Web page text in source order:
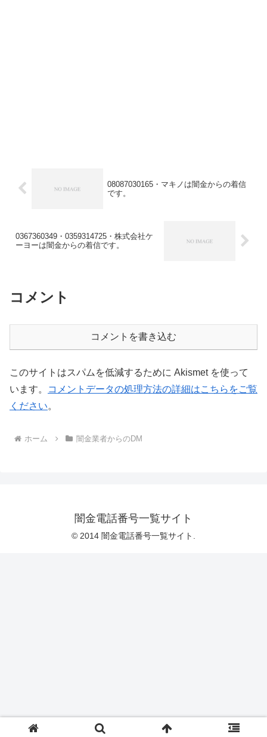
08087030165・マキノは闇金からの着信
です。
0367360349・0359314725・株式会社ケ
ーヨーは闇金からの着信です。
コメント
コメントを書き込む
このサイトはスパムを低減するために Akismet を使って
います。
コメントデータの処理方法の詳細はこちらをご覧
ください。
ホーム 闇金業者からのDM
闇金電話番号一覧サイト
© 2014 闇金電話番号一覧サイト.